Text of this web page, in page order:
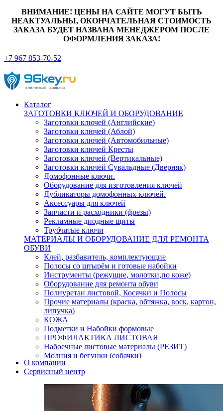
ВНИМАНИЕ! ЦЕНЫ НА САЙТЕ МОГУТ БЫТЬ
НЕАКТУАЛЬНЫ, ОКОНЧАТЕЛЬНАЯ СТОИМОСТЬ
ЗАКАЗА БУДЕТ НАЗВАНА МЕНЕДЖЕРОМ ПОСЛЕ
ОФОРМЛЕНИЯ ЗАКАЗА!
+7 967 853-70-52
Каталог
ЗАГОТОВКИ КЛЮЧЕЙ И ОБОРУДОВАНИЕ
Заготовки ключей (Английские)
Заготовки ключей (Аблой)
Заготовки ключей (Автомобильные)
Заготовки ключей Кресты
Заготовки ключей (Вертикальные)
Заготовки ключей Сувальдные (Дверняк)
Домофонные ключи.
Оборудование для изготовления ключей
Дубликаторы домофонных ключей.
Аксессуары для ключей
Запчасти и расходники (фрезы)
Рекламные диодные щиты
Трубчатые ключи
МАТЕРИАЛЫ И ОБОРУДОВАНИЕ ДЛЯ РЕМОНТА
ОБУВИ
Клей, разбавитель, комплектующие
Полосы со штырём и готовые набойки
Инструменты (режущие, молотки,по коже)
Оборудование для ремонта обуви
Полиуретан листовой, Косячки и Полосы
Прочие материалы (краска, обтяжка, воск, картон,
липучка)
КОЖА
Подметки и Набойки формовые
ПРОФИЛАКТИКА ЛИСТОВАЯ
Набоечные листовые материалы (РЕЗИТ)
Молния и бегунки (собачки)
Нитки,иглы-шило,крючки.
Уход и косметика для обуви
Кнопки (магнитые,кобурные)
Пряжки для ремня
О компании
Сервисный центр